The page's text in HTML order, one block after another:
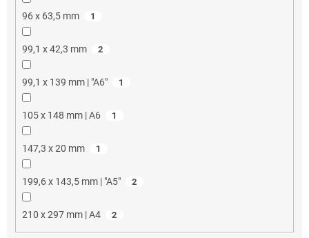
96 x 63,5 mm 1
99,1 x 42,3 mm 2
99,1 x 139 mm | "A6" 1
105 x 148 mm | A6 1
147,3 x 20 mm 1
199,6 x 143,5 mm | "A5" 2
210 x 297 mm | A4 2